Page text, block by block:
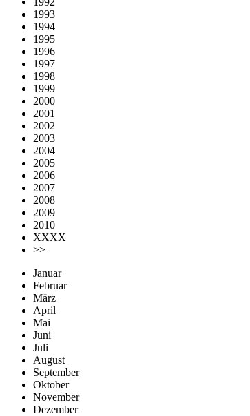
1993
1994
1995
1996
1997
1998
1999
2000
2001
2002
2003
2004
2005
2006
2007
2008
2009
2010
XXXX
>>
Januar
Februar
März
April
Mai
Juni
Juli
August
September
Oktober
November
Dezember